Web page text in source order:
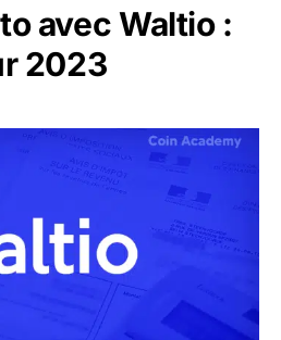
avec Waltio :
2023